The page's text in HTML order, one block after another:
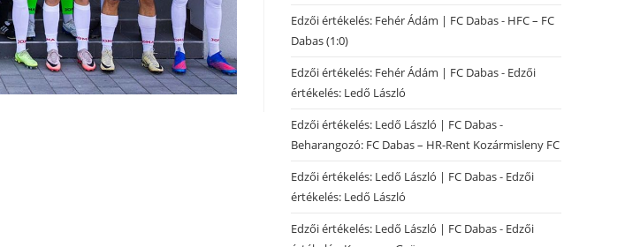
Edzői értékelés: Fehér Ádám | FC Dabas- HFC – FC
Dabas (1:0)
Edzői értékelés: Fehér Ádám | FC Dabas- Edzői
értékelés: Ledő László
Edzői értékelés: Ledő László | FC Dabas-
Beharangozó: FC Dabas – HR-Rent Kozármisleny FC
Edzői értékelés: Ledő László | FC Dabas- Edzői
értékelés: Ledő László
Edzői értékelés: Ledő László | FC Dabas- Edzői